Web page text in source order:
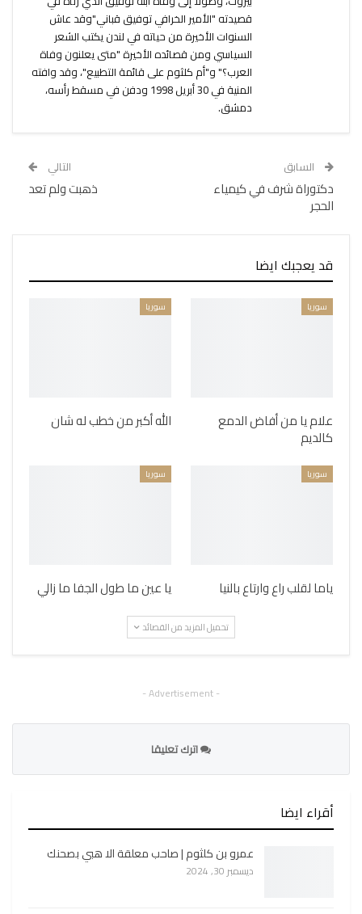
قصيدته "الأمير الخرافي توفيق قباني"وقد عاش
السنوات الأخيرة من حياته في لندن يكتب الشعر
السياسي ومن قصائده الأخيرة "متى يعلنون وفاة
العرب؟" و"أم كلثوم على قائمة التطبيع"، وقد وافته
المنية في 30 أبريل 1998 ودفن في مسقط رأسه،
دمشق.
السابق
دكتوراة شرف في كيمياء
الحجر
التالي
ذهبت ولم تعد
قد يعجبك ايضا
سوريا
علام يا من أفاض الدمع
كالديم
سوريا
الله أكبر من خطب له شان
سوريا
ياما لقلب راع وارتاع بالنيا
سوريا
يا عين ما طول الجفا ما زالي
تحميل المزيد من القصائد
- Advertisement -
اترك تعليقا
أقراء ايضا
عمرو بن كلثوم | صاحب معلقة الا هبي بصحنك
ديسمبر 30, 2024